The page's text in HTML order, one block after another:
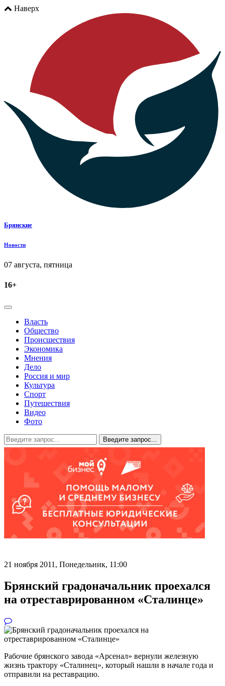
Наверх
Брянские
Новости
07 августа, пятница
16+
Власть
Общество
Происшествия
Экономика
Мнения
Дело
Россия и мир
Культура
Спорт
Путешествия
Видео
Фото
21 ноября 2011, Понедельник, 11:00
Брянский градоначальник проехался
на отреставрированном «Сталинце»
Рабочие брянского завода «Арсенал» вернули железную
жизнь трактору «Сталинец», который нашли в начале года и
отправили на реставрацию.